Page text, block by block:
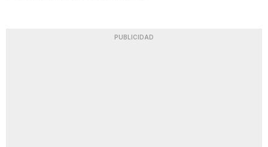
PUBLICIDAD